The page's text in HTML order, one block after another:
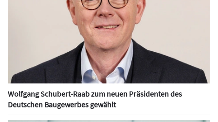
Wolfgang Schubert-Raab zum neuen Präsidenten des
Deutschen Baugewerbes gewählt